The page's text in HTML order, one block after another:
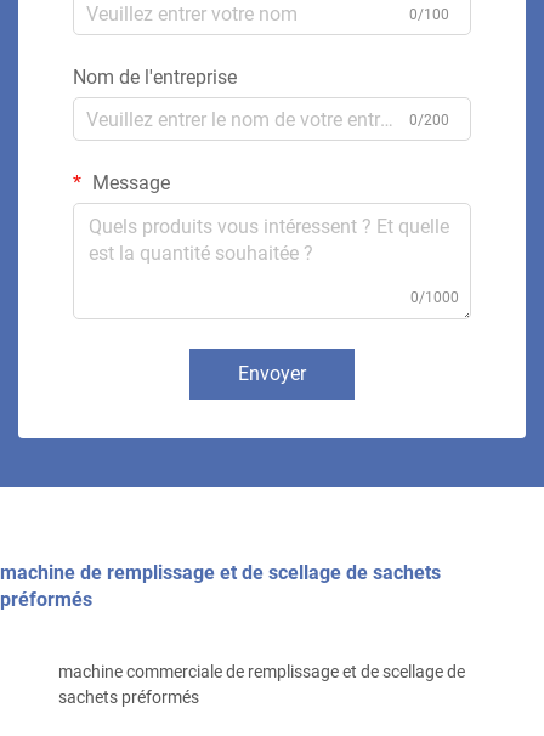
0/100
Nom de l'entreprise
0/200
Message
0/1000
Envoyer
machine de remplissage et de scellage de sachets
préformés
machine commerciale de remplissage et de scellage de
sachets préformés